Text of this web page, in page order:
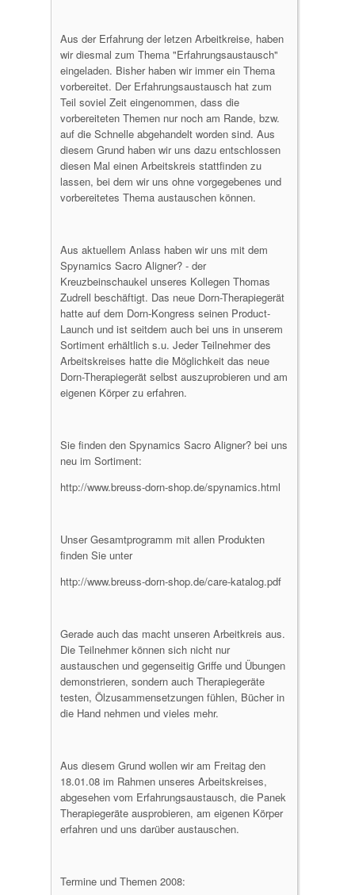
Aus der Erfahrung der letzen Arbeitkreise, haben
wir diesmal zum Thema "Erfahrungsaustausch"
eingeladen. Bisher haben wir immer ein Thema
vorbereitet. Der Erfahrungsaustausch hat zum
Teil soviel Zeit eingenommen, dass die
vorbereiteten Themen nur noch am Rande, bzw.
auf die Schnelle abgehandelt worden sind. Aus
diesem Grund haben wir uns dazu entschlossen
diesen Mal einen Arbeitskreis stattfinden zu
lassen, bei dem wir uns ohne vorgegebenes und
vorbereitetes Thema austauschen können.
Aus aktuellem Anlass haben wir uns mit dem
Spynamics Sacro Aligner? - der
Kreuzbeinschaukel unseres Kollegen Thomas
Zudrell beschäftigt. Das neue Dorn-Therapiegerät
hatte auf dem Dorn-Kongress seinen Product-
Launch und ist seitdem auch bei uns in unserem
Sortiment erhältlich s.u. Jeder Teilnehmer des
Arbeitskreises hatte die Möglichkeit das neue
Dorn-Therapiegerät selbst auszuprobieren und am
eigenen Körper zu erfahren.
Sie finden den Spynamics Sacro Aligner? bei uns
neu im Sortiment:
http://www.breuss-dorn-shop.de/spynamics.html
Unser Gesamtprogramm mit allen Produkten
finden Sie unter
http://www.breuss-dorn-shop.de/care-katalog.pdf
Gerade auch das macht unseren Arbeitkreis aus.
Die Teilnehmer können sich nicht nur
austauschen und gegenseitig Griffe und Übungen
demonstrieren, sondern auch Therapiegeräte
testen, Ölzusammensetzungen fühlen, Bücher in
die Hand nehmen und vieles mehr.
Aus diesem Grund wollen wir am Freitag den
18.01.08 im Rahmen unseres Arbeitskreises,
abgesehen vom Erfahrungsaustausch, die Panek
Therapiegeräte ausprobieren, am eigenen Körper
erfahren und uns darüber austauschen.
Termine und Themen 2008: